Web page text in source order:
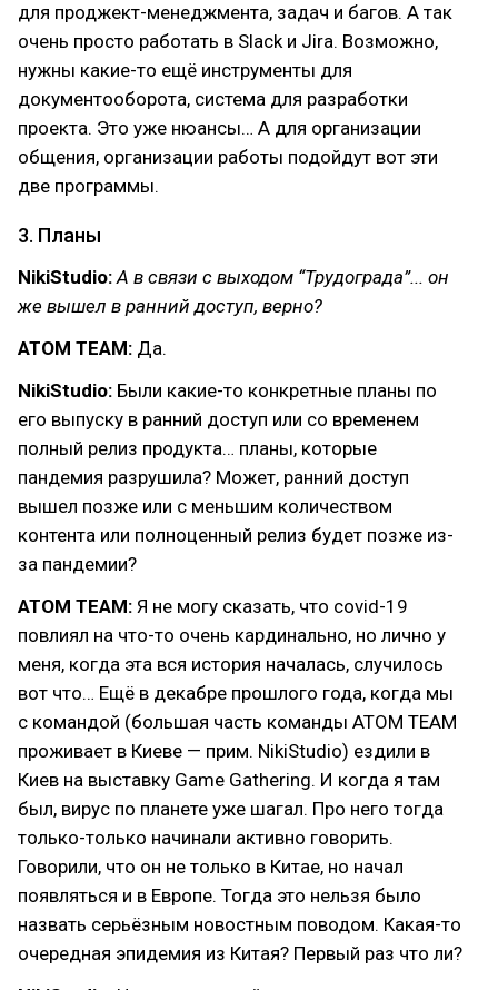
для проджект-менеджмента, задач и багов. А так
очень просто работать в Slack и Jira. Возможно,
нужны какие-то ещё инструменты для
документооборота, система для разработки
проекта. Это уже нюансы… А для организации
общения, организации работы подойдут вот эти
две программы.
3. Планы
NikiStudio:А в связи с выходом “Трудограда”... он
же вышел в ранний доступ, верно?
ATOM TEAM: Да.
NikiStudio: Были какие-то конкретные планы по
его выпуску в ранний доступ или со временем
полный релиз продукта… планы, которые
пандемия разрушила? Может, ранний доступ
вышел позже или с меньшим количеством
контента или полноценный релиз будет позже из-
за пандемии?
ATOM TEAM: Я не могу сказать, что covid-19
повлиял на что-то очень кардинально, но лично у
меня, когда эта вся история началась, случилось
вот что… Ещё в декабре прошлого года, когда мы
с командой (большая часть команды ATOM TEAM
проживает в Киеве — прим. NikiStudio) ездили в
Киев на выставку Game Gathering. И когда я там
был, вирус по планете уже шагал. Про него тогда
только-только начинали активно говорить.
Говорили, что он не только в Китае, но начал
появляться и в Европе. Тогда это нельзя было
назвать серьёзным новостным поводом. Какая-то
очередная эпидемия из Китая? Первый раз что ли?